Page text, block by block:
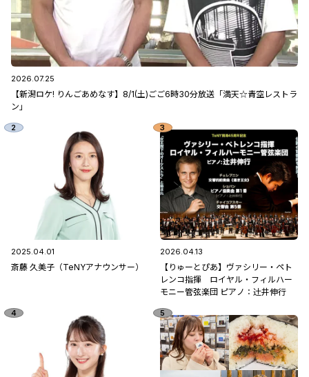
2026.07.25
【新潟ロケ! りんごあめなす】8/1(土)ごご6時30分放送「満天☆青空レストラ
ン」
2025.04.01
斎藤 久美子（TeNYアナウンサー）
2026.04.13
【りゅーとぴあ】ヴァシリー・ペト
レンコ指揮 ロイヤル・フィルハー
モニー管弦楽団 ピアノ：辻󠄀井伸行